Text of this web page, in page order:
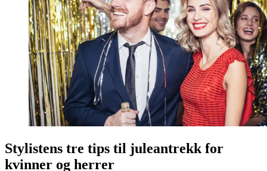
Stylistens tre tips til juleantrekk for
kvinner og herrer